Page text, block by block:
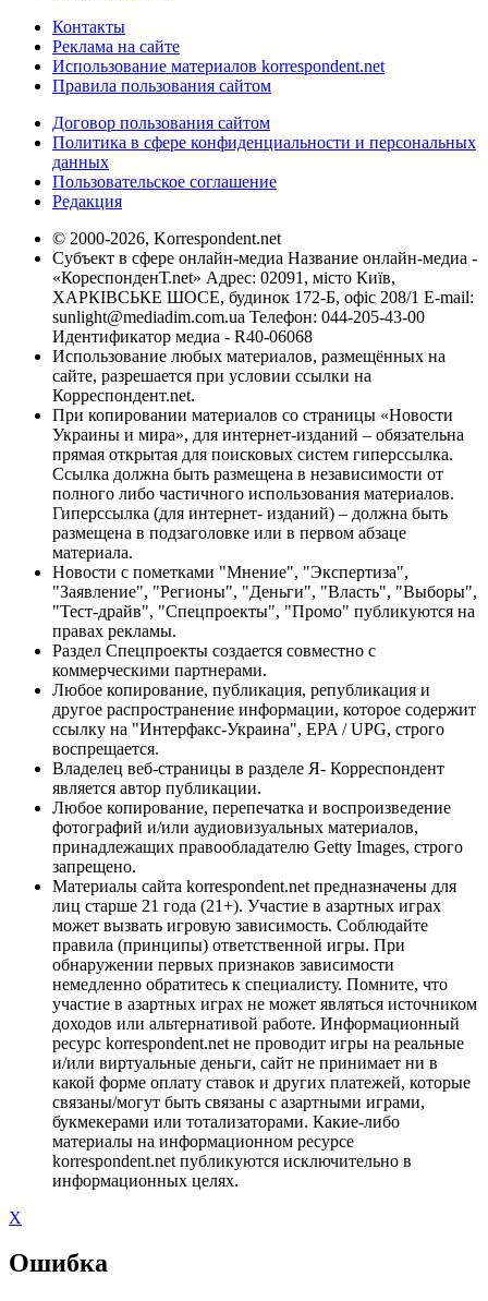
Контакты
Реклама на сайте
Использование материалов korrespondent.net
Правила пользования сайтом
Договор пользования сайтом
Политика в сфере конфиденциальности и персональных
данных
Пользовательское соглашение
Редакция
© 2000-2026, Korrespondent.net
Субъект в сфере онлайн-медиа Название онлайн-медиа -
«КореспонденТ.net» Адрес: 02091, місто Київ,
ХАРКІВСЬКЕ ШОСЕ, будинок 172-Б, офіс 208/1 E-mail:
sunlight@mediadim.com.ua Телефон: 044-205-43-00
Идентификатор медиа - R40-06068
Использование любых материалов, размещённых на
сайте, разрешается при условии ссылки на
Корреспондент.net.
При копировании материалов со страницы «Новости
Украины и мира», для интернет-изданий – обязательна
прямая открытая для поисковых систем гиперссылка.
Ссылка должна быть размещена в независимости от
полного либо частичного использования материалов.
Гиперссылка (для интернет- изданий) – должна быть
размещена в подзаголовке или в первом абзаце
материала.
Новости с пометками "Мнение", "Экспертиза",
"Заявление", "Регионы", "Деньги", "Власть", "Выборы",
"Тест-драйв", "Спецпроекты", "Промо" публикуются на
правах рекламы.
Раздел Спецпроекты создается совместно с
коммерческими партнерами.
Любое копирование, публикация, републикация и
другое распространение информации, которое содержит
ссылку на "Интерфакс-Украина", EPA / UPG, строго
воспрещается.
Владелец веб-страницы в разделе Я- Корреспондент
является автор публикации.
Любое копирование, перепечатка и воспроизведение
фотографий и/или аудиовизуальных материалов,
принадлежащих правообладателю Getty Images, строго
запрещено.
Материалы сайта korrespondent.net предназначены для
лиц старше 21 года (21+). Участие в азартных играх
может вызвать игровую зависимость. Соблюдайте
правила (принципы) ответственной игры. При
обнаружении первых признаков зависимости
немедленно обратитесь к специалисту. Помните, что
участие в азартных играх не может являться источником
доходов или альтернативой работе. Информационный
ресурс korrespondent.net не проводит игры на реальные
и/или виртуальные деньги, сайт не принимает ни в
какой форме оплату ставок и других платежей, которые
связаны/могут быть связаны с азартными играми,
букмекерами или тотализаторами. Какие-либо
материалы на информационном ресурсе
korrespondent.net публикуются исключительно в
информационных целях.
X
Ошибка